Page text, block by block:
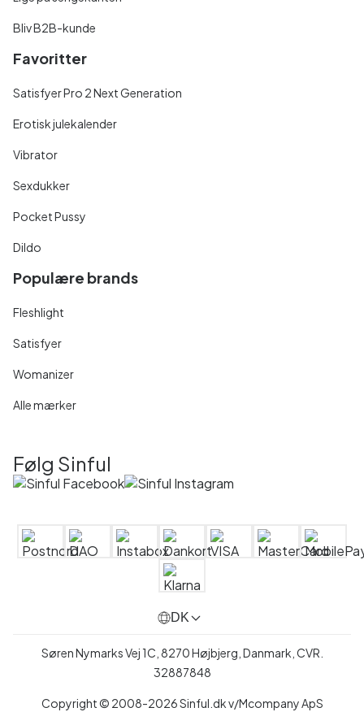
Bliv B2B-kunde
Favoritter
Satisfyer Pro 2 Next Generation
Erotisk julekalender
Vibrator
Sexdukker
Pocket Pussy
Dildo
Populære brands
Fleshlight
Satisfyer
Womanizer
Alle mærker
Følg Sinful
DK
Søren Nymarks Vej 1C, 8270 Højbjerg, Danmark, CVR.
32887848
Copyright © 2008-2026 Sinful.dk v/Mcompany ApS